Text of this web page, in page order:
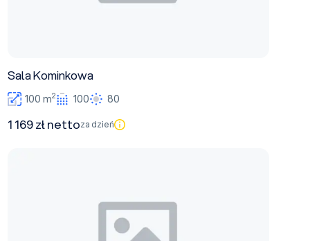
Sala Kominkowa
100 m2 100 80
1 169 zł nettoza dzień